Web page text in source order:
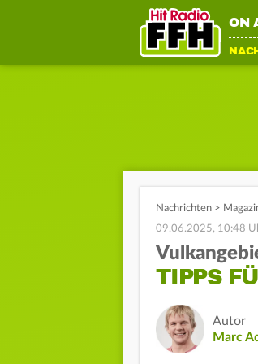
ON
Nachrichten >
09.06.2025, 10:48
TIPPS
Autor
Marc